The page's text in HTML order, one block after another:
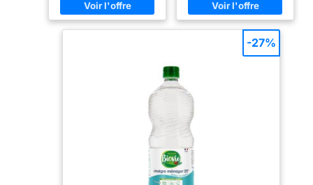
électroménagers Certifié
Ecocert, conçu à partir de
-27%